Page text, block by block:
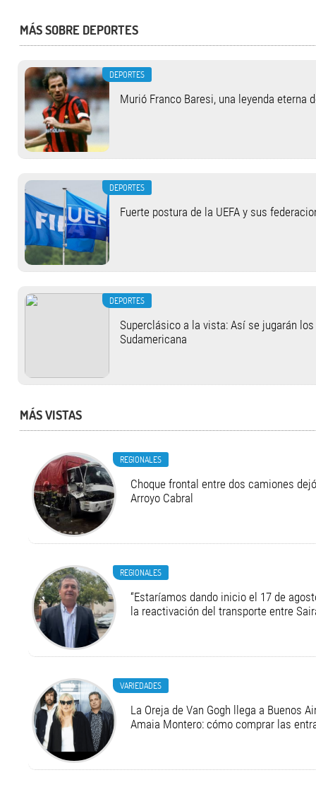
MÁS SOBRE DEPORTES
DEPORTES
Murió Franco Baresi, una leyenda eterna
DEPORTES
Fuerte postura de la UEFA y sus
DEPORTES
Superclásico a la vista: Así se jugarán
Sudamericana
MÁS VISTAS
REGIONALES
Choque frontal entre dos camiones
Arroyo Cabral
REGIONALES
“Estaríamos dando inicio el 17 de
la reactivación del transporte entre
VARIEDADES
La Oreja de Van Gogh llega a Buenos
Amaia Montero: cómo comprar las